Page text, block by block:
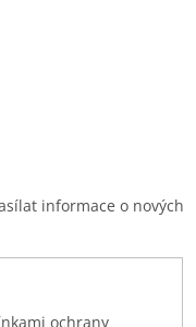
informace o nových
ochrany